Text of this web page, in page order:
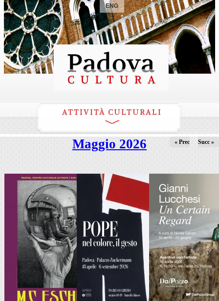
ENG
ATTIVITÀ CULTURALI
Maggio 2026 « Prec Succ »